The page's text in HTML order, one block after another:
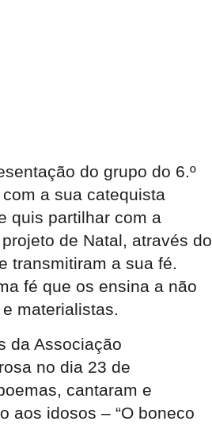
do grupo do 6.º
a sua catequista
quis partilhar com a
de Natal, através do
transmitiram a sua fé.
fé que os ensina a não
materialistas.
da Associação
no dia 23 de
cantaram e
aos idosos – “O boneco